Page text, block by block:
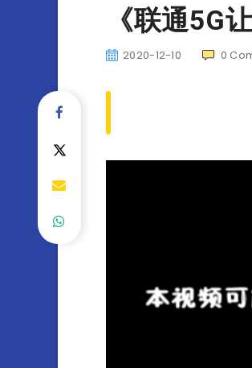
《联通5G
2020-12-10 0